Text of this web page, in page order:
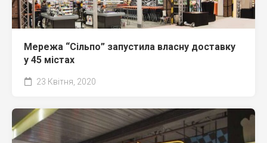
Мережа “Сільпо” запустила власну доставку
у 45 містах
23 Квітня, 2020